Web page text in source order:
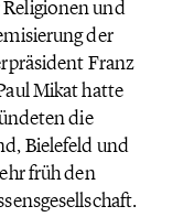
und
der
Franz
Mikat hatte
die
Bielefeld und
früh den